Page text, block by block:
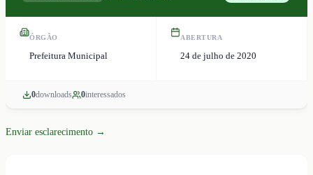
ÓRGÃO
Prefeitura Municipal
ABERTURA
24 de julho de 2020
0downloads 0interessados
Enviar esclarecimento →